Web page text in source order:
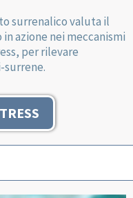
surrenalico valuta il
azione nei meccanismi
per rilevare
surrene.